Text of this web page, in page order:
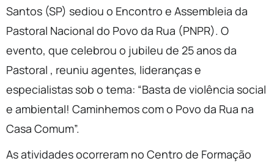
Santos (SP) sediou o Encontro e Assembleia da
Pastoral Nacional do Povo da Rua (PNPR). O
evento, que celebrou o jubileu de 25 anos da
Pastoral , reuniu agentes, lideranças e
especialistas sob o tema: “Basta de violência social
e ambiental! Caminhemos com o Povo da Rua na
Casa Comum”.
As atividades ocorreram no Centro de Formação